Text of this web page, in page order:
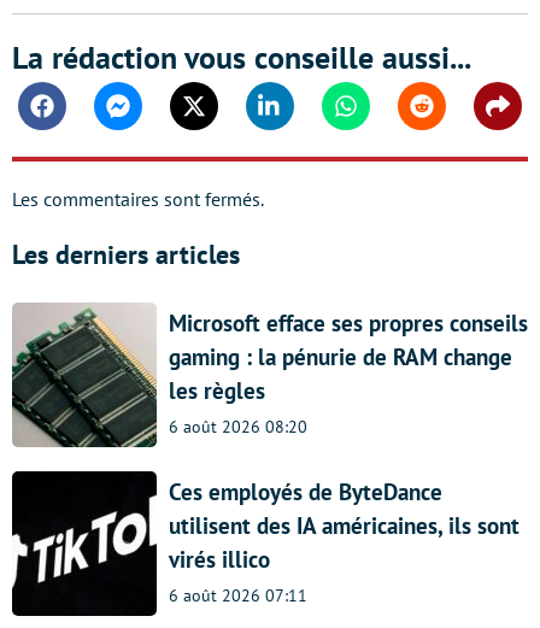
La rédaction vous conseille aussi...
FacebookMessengerTwitter Linkedin WhatsappReddit
Les commentaires sont fermés.
Les derniers articles
Microsoft efface ses propres conseils
gaming : la pénurie de RAM change
les règles
6 août 2026 08:20
Ces employés de ByteDance
utilisent des IA américaines, ils sont
virés illico
6 août 2026 07:11